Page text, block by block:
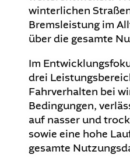
winterlichen
Bremsleistung im
über die gesamte
Im
drei
Fahrverhalten bei
Bedingungen,
auf nasser und
sowie eine hohe
gesamte